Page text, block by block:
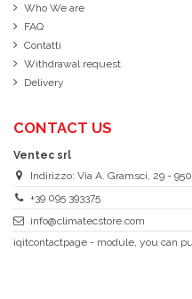
Who We are
FAQ
Contatti
Withdrawal request
Delivery
CONTACT US
Ventec srl
Indirizzo: Via A. Gramsci, 29 -
+39 095 393375
info@climatecstore.com
iqitcontactpage - module, you can